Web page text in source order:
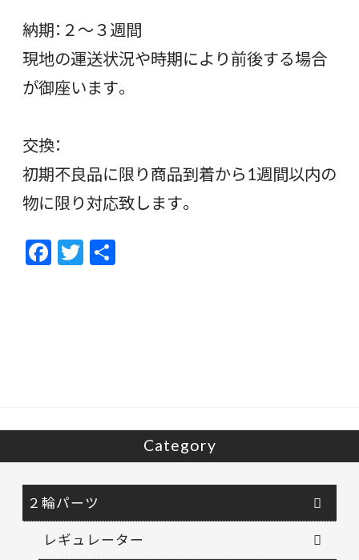
納期：２〜３週間
現地の運送状況や時期により前後する場合
が御座います。
交換：
初期不良品に限り商品到着から1週間以内の
物に限り対応致します。
F
ac
T
w
Category
２輪パーツ
レギュレーター